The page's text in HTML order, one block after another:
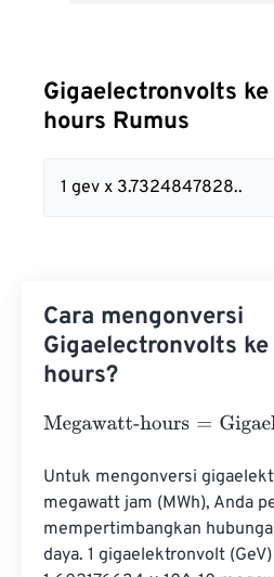
Gigaelectronvolts
hours Rumus
1 gev x 3.7324847828..
Cara mengonversi
Gigaelectronvolts
hours?
Megawatt-hours=
Untuk mengonversi
megawatt jam (MWh), Anda
mempertimbangkan
daya. 1 gigaelektronvolt